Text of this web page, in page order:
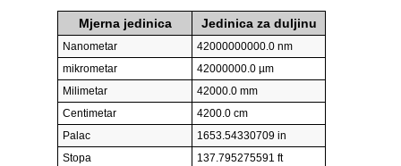
Mjerna jedinica Jedinica za duljinu
Nanometar
42000000000.0 nm
mikrometar
42000000.0 µm
Milimetar
42000.0 mm
Centimetar
4200.0 cm
Palac
1653.54330709 in
Stopa
137.795275591 ft